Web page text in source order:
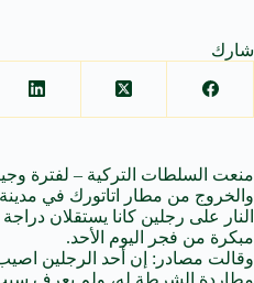
شارك
منعت السلطات التركية – لفترة
والخروج من مطار اتاتورك في مدينة
النار
على رجلين كانا يستقلان
مبكرة من فجر اليوم الأحد.
وقالت مصادر: إن أحد الرجلين اصيب
مطاردة الشرطة له، ولم يعرف